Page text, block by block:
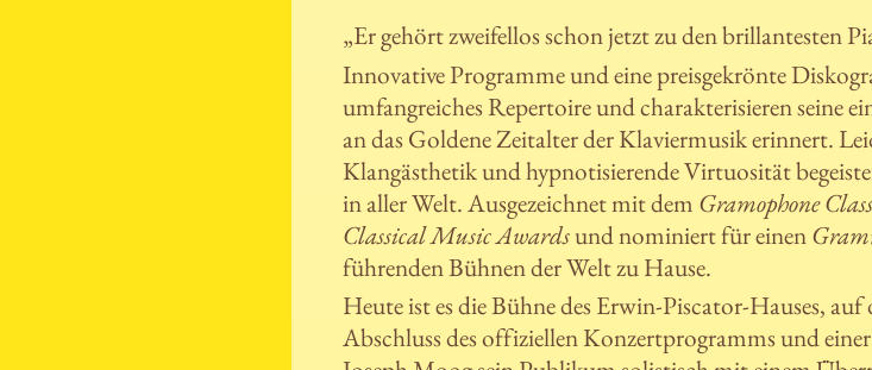
„Er gehört zweifellos schon jetzt zu den brillantesten
Innovative Programme und eine preisgekrönte
umfangreiches Repertoire und charakterisieren seine
an das Goldene Zeitalter der Klaviermusik erinnert.
Klangästhetik und hypnotisierende Virtuosität
in aller Welt. Ausgezeichnet mit dem Gramophone
Classical Music Awardsund nominiert für einen
führenden Bühnen der Welt zu Hause.
Heute ist es die Bühne des Erwin-Piscator-Hauses,
Abschluss des offiziellen Konzertprogramms und